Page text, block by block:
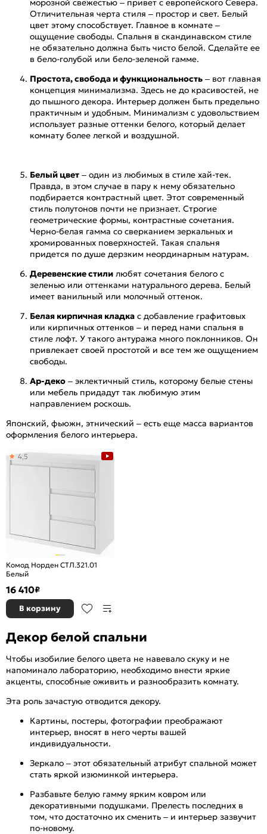
морозной свежестью – привет с европейского Севера.
Отличительная черта стиля – простор и свет. Белый
цвет этому способствует. Главное в комнате –
ощущение свободы. Спальня в скандинавском стиле
не обязательно должна быть чисто белой. Сделайте ее
в бело-голубой или бело-зеленой гамме.
Простота, свобода и функциональность – вот главная
концепция минимализма. Здесь не до красивостей, не
до пышного декора. Интерьер должен быть предельно
практичным и удобным. Минимализм с удовольствием
использует разные оттенки белого, который делает
комнату более легкой и воздушной.
Белый цвет – один из любимых в стиле хай-тек.
Правда, в этом случае в пару к нему обязательно
подбирается контрастный цвет. Этот современный
стиль полутонов почти не признает. Строгие
геометрические формы, контрастные сочетания.
Черно-белая гамма со сверканием зеркальных и
хромированных поверхностей. Такая спальня
придется по душе дерзким неординарным натурам.
Деревенские стили любят сочетания белого с
зеленью или оттенками натурального дерева. Белый
имеет ванильный или молочный оттенок.
Белая кирпичная кладка с добавление графитовых
или кирпичных оттенков – и перед нами спальня в
стиле лофт. У такого антуража много поклонников. Он
привлекает своей простотой и все тем же ощущением
свободы.
Ар-деко – эклектичный стиль, которому белые стены
или мебель придадут так любимую этим
направлением роскошь.
Японский, фьюжн, этнический – есть еще масса вариантов
оформления белого интерьера.
Комод Норден СТЛ.321.01
Белый
4,5
16 410₽
В корзину
Декор белой спальни
Чтобы изобилие белого цвета не навевало скуку и не
напоминало лабораторию, необходимо внести яркие
акценты, способные оживить и разнообразить комнату.
Эта роль зачастую отводится декору.
Картины, постеры, фотографии преображают
интерьер, вносят в него черты вашей
индивидуальности.
Зеркало – этот обязательный атрибут спальной может
стать яркой изюминкой интерьера.
Разбавьте белую гамму ярким ковром или
декоративными подушками. Прелесть последних в
том, что достаточно их сменить – и интерьер зазвучит
по-новому.